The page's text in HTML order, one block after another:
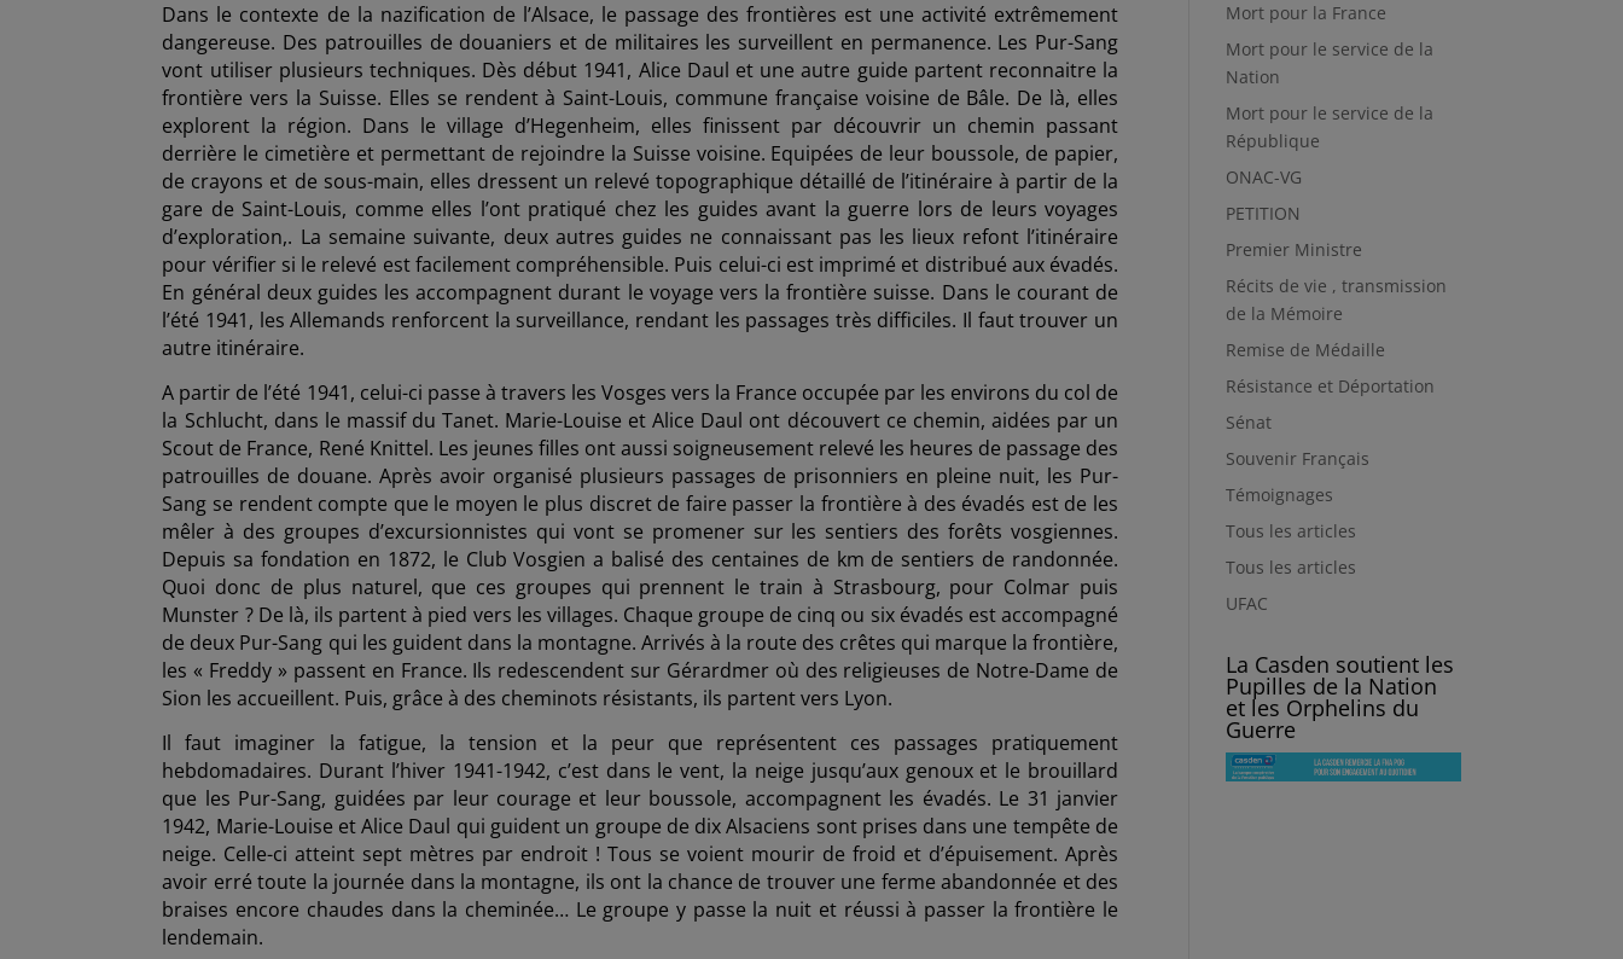
Dans le contexte de la nazification de l’Alsace, le passage des frontières est une activité extrêmement
dangereuse. Des patrouilles de douaniers et de militaires les surveillent en permanence. Les Pur-Sang
vont utiliser plusieurs techniques. Dès début 1941, Alice Daul et une autre guide partent reconnaitre la
frontière vers la Suisse. Elles se rendent à Saint-Louis, commune française voisine de Bâle. De là, elles
explorent la région. Dans le village d’Hegenheim, elles finissent par découvrir un chemin passant
derrière le cimetière et permettant de rejoindre la Suisse voisine. Equipées de leur boussole, de papier,
de crayons et de sous-main, elles dressent un relevé topographique détaillé de l’itinéraire à partir de la
gare de Saint-Louis, comme elles l’ont pratiqué chez les guides avant la guerre lors de leurs voyages
d’exploration,. La semaine suivante, deux autres guides ne connaissant pas les lieux refont l’itinéraire
pour vérifier si le relevé est facilement compréhensible. Puis celui-ci est imprimé et distribué aux évadés.
En général deux guides les accompagnent durant le voyage vers la frontière suisse. Dans le courant de
l’été 1941, les Allemands renforcent la surveillance, rendant les passages très difficiles. Il faut trouver un
autre itinéraire.
A partir de l’été 1941, celui-ci passe à travers les Vosges vers la France occupée par les environs du col de
la Schlucht, dans le massif du Tanet. Marie-Louise et Alice Daul ont découvert ce chemin, aidées par un
Scout de France, René Knittel. Les jeunes filles ont aussi soigneusement relevé les heures de passage des
patrouilles de douane. Après avoir organisé plusieurs passages de prisonniers en pleine nuit, les Pur-
Sang se rendent compte que le moyen le plus discret de faire passer la frontière à des évadés est de les
mêler à des groupes d’excursionnistes qui vont se promener sur les sentiers des forêts vosgiennes.
Depuis sa fondation en 1872, le Club Vosgien a balisé des centaines de km de sentiers de randonnée.
Quoi donc de plus naturel, que ces groupes qui prennent le train à Strasbourg, pour Colmar puis
Munster ? De là, ils partent à pied vers les villages. Chaque groupe de cinq ou six évadés est accompagné
de deux Pur-Sang qui les guident dans la montagne. Arrivés à la route des crêtes qui marque la frontière,
les « Freddy » passent en France. Ils redescendent sur Gérardmer où des religieuses de Notre-Dame de
Sion les accueillent. Puis, grâce à des cheminots résistants, ils partent vers Lyon.
Il faut imaginer la fatigue, la tension et la peur que représentent ces passages pratiquement
hebdomadaires. Durant l’hiver 1941-1942, c’est dans le vent, la neige jusqu’aux genoux et le brouillard
que les Pur-Sang, guidées par leur courage et leur boussole, accompagnent les évadés. Le 31 janvier
1942, Marie-Louise et Alice Daul qui guident un groupe de dix Alsaciens sont prises dans une tempête de
neige. Celle-ci atteint sept mètres par endroit ! Tous se voient mourir de froid et d’épuisement. Après
avoir erré toute la journée dans la montagne, ils ont la chance de trouver une ferme abandonnée et des
braises encore chaudes dans la cheminée… Le groupe y passe la nuit et réussi à passer la frontière le
lendemain.
Mort pour la France
Mort pour le service de la
Nation
Mort pour le service de la
République
ONAC-VG
PETITION
Premier Ministre
Récits de vie , transmission
de la Mémoire
Remise de Médaille
Résistance et Déportation
Sénat
Souvenir Français
Témoignages
Tous les articles
Tous les articles
UFAC
La Casden soutient les
Pupilles de la Nation
et les Orphelins du
Guerre